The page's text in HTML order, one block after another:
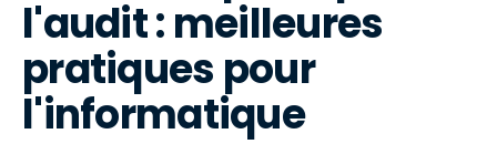
l'audit : meilleures
pratiques pour
l'informatique